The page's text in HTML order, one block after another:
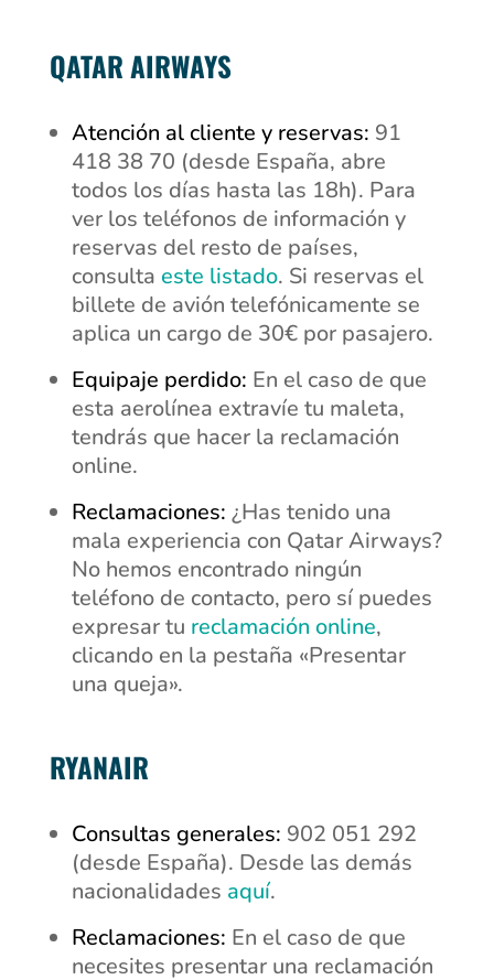
QATAR AIRWAYS
Atención al cliente y reservas: 91
418 38 70 (desde España, abre
todos los días hasta las 18h). Para
ver los teléfonos de información y
reservas del resto de países,
consulta este listado. Si reservas el
billete de avión telefónicamente se
aplica un cargo de 30€ por pasajero.
Equipaje perdido: En el caso de que
esta aerolínea extravíe tu maleta,
tendrás que hacer la reclamación
online.
Reclamaciones: ¿Has tenido una
mala experiencia con Qatar Airways?
No hemos encontrado ningún
teléfono de contacto, pero sí puedes
expresar tu reclamación online,
clicando en la pestaña «Presentar
una queja».
RYANAIR
Consultas generales: 902 051 292
(desde España). Desde las demás
nacionalidades aquí.
Reclamaciones: En el caso de que
necesites presentar una reclamación